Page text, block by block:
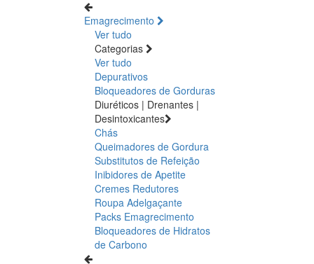
Emagrecimento
Ver tudo
Categorias
Ver tudo
Depurativos
Bloqueadores de Gorduras
Diuréticos | Drenantes |
Desintoxicantes
Chás
Queimadores de Gordura
Substitutos de Refeição
Inibidores de Apetite
Cremes Redutores
Roupa Adelgaçante
Packs Emagrecimento
Bloqueadores de Hidratos
de Carbono